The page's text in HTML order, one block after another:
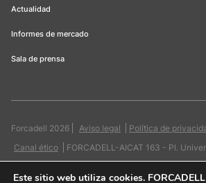
Actualidad
Informes de mercado
Sala de prensa
Forcadell 2026 Aviso legal Política de
Canal ético
FORCADELL-AICAT 163 - Pl.
Este sitio web utiliza cookies.